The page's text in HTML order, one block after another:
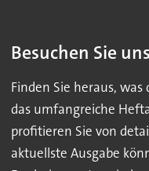
Besuchen Sie
Finden Sie heraus,
das umfangreiche
profitieren Sie von
aktuellste Ausgabe